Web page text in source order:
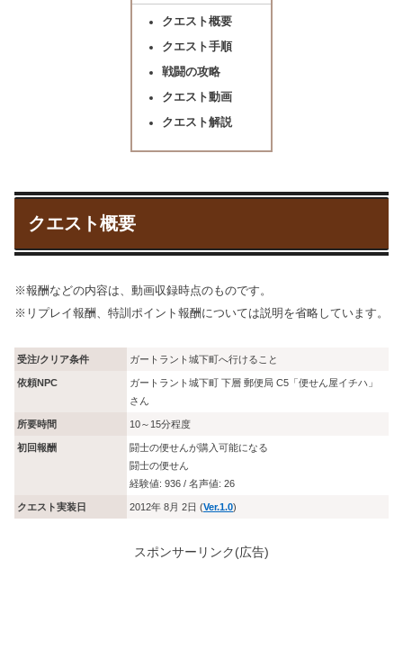
クエスト概要
クエスト手順
戦闘の攻略
クエスト動画
クエスト解説
クエスト概要
※報酬などの内容は、動画収録時点のものです。
※リプレイ報酬、特訓ポイント報酬については説明を省略しています。
受注/クリア条件 ガートラント城下町へ行けること
依頼NPC
ガートラント城下町 下層 郵便局 C5「便せん屋イチハ」
さん
所要時間 10～15分程度
初回報酬
闘士の便せんが購入可能になる
闘士の便せん
経験値: 936 / 名声値: 26
クエスト実装日 2012年 8月 2日 (Ver.1.0)
スポンサーリンク(広告)